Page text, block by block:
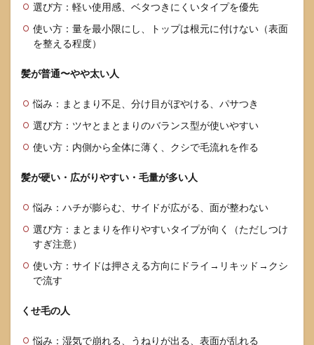
選び方：軽い使用感、ベタつきにくいタイプを優先
使い方：量を最小限にし、トップは根元に付けない（表面
を整える程度）
髪が普通〜やや太い人
悩み：まとまり不足、分け目がぼやける、パサつき
選び方：ツヤとまとまりのバランス型が使いやすい
使い方：内側から全体に薄く、クシで毛流れを作る
髪が硬い・広がりやすい・毛量が多い人
悩み：ハチが膨らむ、サイドが広がる、面が整わない
選び方：まとまりを作りやすいタイプが向く（ただしつけ
すぎ注意）
使い方：サイドは押さえる方向にドライ→リキッド→クシ
で流す
くせ毛の人
悩み：湿気で崩れる、うねりが出る、表面が乱れる